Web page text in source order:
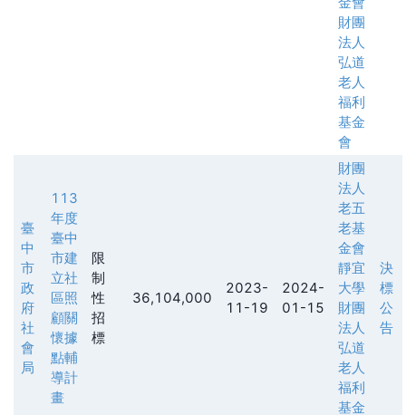
財團
法人
弘道
老人
福利
基金
會
臺
中
市
政
府
社
會
局
113
年度
臺中
市建
立社
區照
顧關
懷據
點輔
導計
畫
限
制
性
招
標
36,104,000
2023-
11-19
2024-
01-15
財團
法人
老五
老基
金會
靜宜
大學
財團
法人
弘道
老人
福利
基金
決
標
公
告